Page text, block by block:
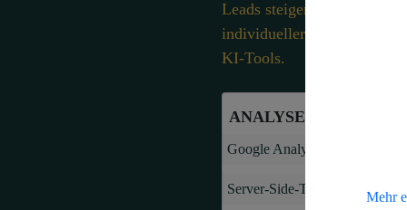
Mehr
Leads steigern. Ich helfe
individueller
KI-Tools.
ANALYSE &
Google Analytics 4
Server-Side-Tagging